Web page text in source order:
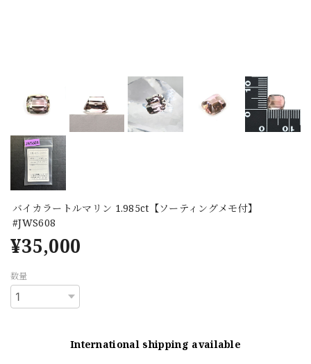
バイカラートルマリン 1.985ct【ソーティングメモ付】
#JWS608
¥35,000
数量
International shipping available